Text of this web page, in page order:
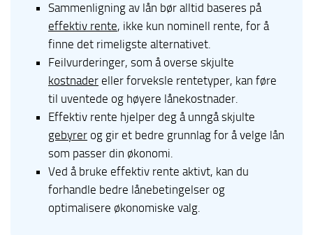
Sammenligning av lån bør alltid baseres på
effektiv rente, ikke kun nominell rente, for å
finne det rimeligste alternativet.
Feilvurderinger, som å overse skjulte
kostnader eller forveksle rentetyper, kan føre
til uventede og høyere lånekostnader.
Effektiv rente hjelper deg å unngå skjulte
gebyrer og gir et bedre grunnlag for å velge lån
som passer din økonomi.
Ved å bruke effektiv rente aktivt, kan du
forhandle bedre lånebetingelser og
optimalisere økonomiske valg.